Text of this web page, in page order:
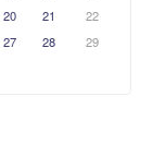
20 21
22
27 28
29